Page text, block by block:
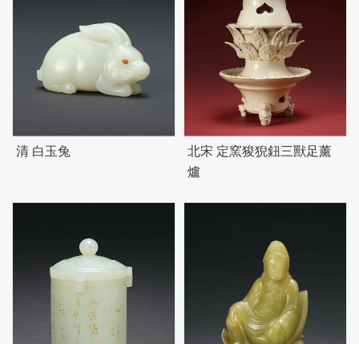
清 白玉兔
北宋 定窯狻猊鈕三獸足薰
爐